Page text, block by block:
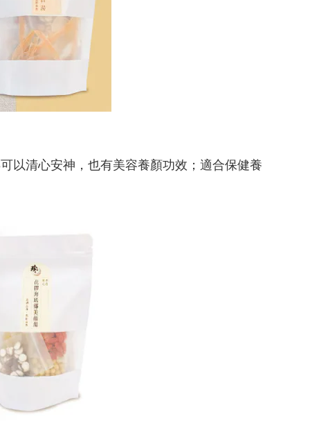
以清心安神，也有美容養顏功效；適合保健養